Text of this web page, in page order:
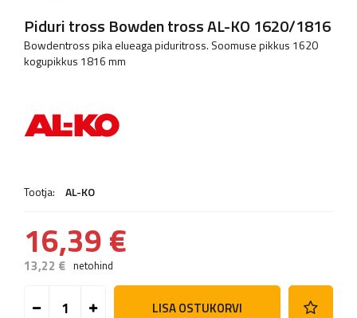
Piduri tross Bowden tross AL-KO 1620/1816
Bowdentross pika elueaga piduritross. Soomuse pikkus 1620
kogupikkus 1816 mm
Tootja: AL-KO
16,39 €
13,22 € netohind
LISA OSTUKORVI